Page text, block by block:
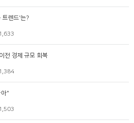
트렌드'는?
1,633
전 경제 규모 회복
1,384
"
1,503